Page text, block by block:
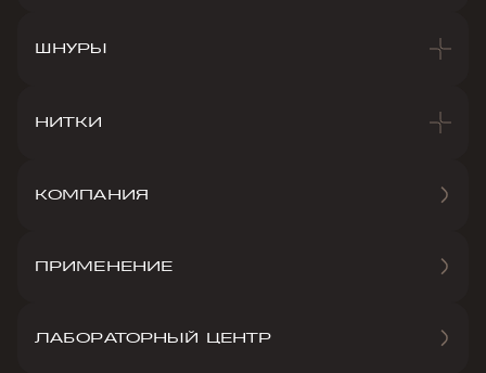
КОМПАНИЯ
ПРИМЕНЕНИЕ
ЛАБОРАТОРНЫЙ ЦЕНТР
ШНУРЫ
НИТКИ